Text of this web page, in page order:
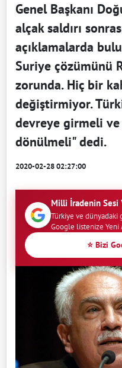
Genel Başkanı
alçak saldırı
açıklamalarda
Suriye çözümünü
zorunda. Hiç bir
değiştirmiyor.
devreye girmeli ve
dönülmeli" dedi.
2020-02-28 02:27:00
Milli İradenin Sesi
Türkiye ve dünyadaki
Google listenize
⭐ Bizi